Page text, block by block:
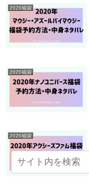
2020福袋
2020福袋
2020福袋